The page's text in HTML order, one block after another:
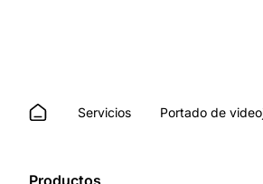
Servicios Portado de
Productos